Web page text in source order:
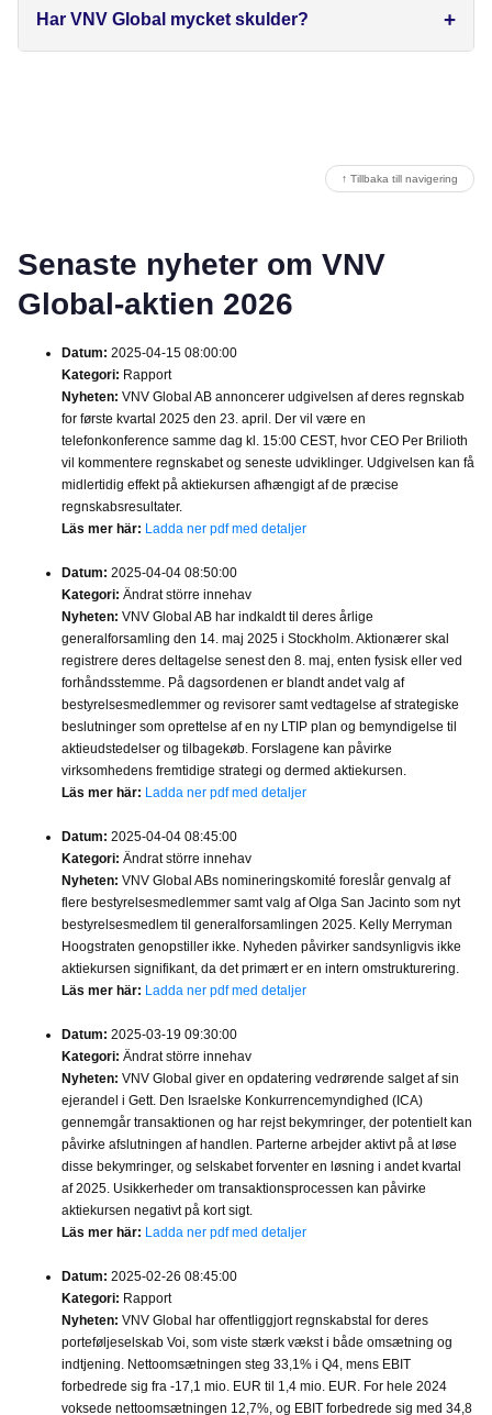
Har VNV Global mycket skulder?
↑ Tillbaka till navigering
Senaste nyheter om VNV
Global-aktien 2026
Datum: 2025-04-15 08:00:00
Kategori: Rapport
Nyheten: VNV Global AB annoncerer udgivelsen af deres regnskab
for første kvartal 2025 den 23. april. Der vil være en
telefonkonference samme dag kl. 15:00 CEST, hvor CEO Per Brilioth
vil kommentere regnskabet og seneste udviklinger. Udgivelsen kan få
midlertidig effekt på aktiekursen afhængigt af de præcise
regnskabsresultater.
Läs mer här: Ladda ner pdf med detaljer
Datum: 2025-04-04 08:50:00
Kategori: Ändrat större innehav
Nyheten: VNV Global AB har indkaldt til deres årlige
generalforsamling den 14. maj 2025 i Stockholm. Aktionærer skal
registrere deres deltagelse senest den 8. maj, enten fysisk eller ved
forhåndsstemme. På dagsordenen er blandt andet valg af
bestyrelsesmedlemmer og revisorer samt vedtagelse af strategiske
beslutninger som oprettelse af en ny LTIP plan og bemyndigelse til
aktieudstedelser og tilbagekøb. Forslagene kan påvirke
virksomhedens fremtidige strategi og dermed aktiekursen.
Läs mer här: Ladda ner pdf med detaljer
Datum: 2025-04-04 08:45:00
Kategori: Ändrat större innehav
Nyheten: VNV Global ABs nomineringskomité foreslår genvalg af
flere bestyrelsesmedlemmer samt valg af Olga San Jacinto som nyt
bestyrelsesmedlem til generalforsamlingen 2025. Kelly Merryman
Hoogstraten genopstiller ikke. Nyheden påvirker sandsynligvis ikke
aktiekursen signifikant, da det primært er en intern omstrukturering.
Läs mer här: Ladda ner pdf med detaljer
Datum: 2025-03-19 09:30:00
Kategori: Ändrat större innehav
Nyheten: VNV Global giver en opdatering vedrørende salget af sin
ejerandel i Gett. Den Israelske Konkurrencemyndighed (ICA)
gennemgår transaktionen og har rejst bekymringer, der potentielt kan
påvirke afslutningen af handlen. Parterne arbejder aktivt på at løse
disse bekymringer, og selskabet forventer en løsning i andet kvartal
af 2025. Usikkerheder om transaktionsprocessen kan påvirke
aktiekursen negativt på kort sigt.
Läs mer här: Ladda ner pdf med detaljer
Datum: 2025-02-26 08:45:00
Kategori: Rapport
Nyheten: VNV Global har offentliggjort regnskabstal for deres
porteføljeselskab Voi, som viste stærk vækst i både omsætning og
indtjening. Nettoomsætningen steg 33,1% i Q4, mens EBIT
forbedrede sig fra -17,1 mio. EUR til 1,4 mio. EUR. For hele 2024
voksede nettoomsætningen 12,7%, og EBIT forbedrede sig med 34,8